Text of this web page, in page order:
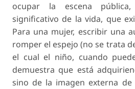
ocupar la escena
significativo de la vida, que
Para una mujer, escribir una
romper el espejo (no se trata
el cual el niño, cuando
demuestra que está
sino de la imagen externa